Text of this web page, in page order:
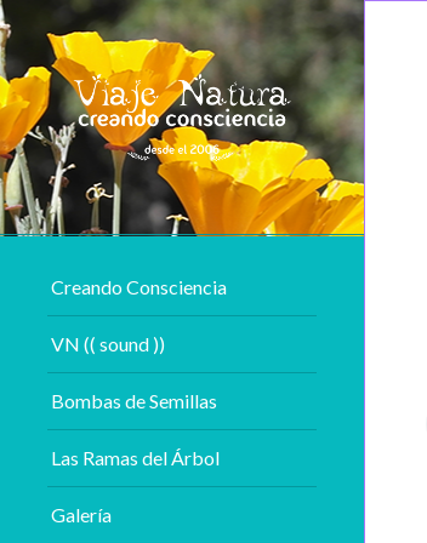
Creando Consciencia
VN (( sound ))
Bombas de Semillas
Las Ramas del Árbol
Galería